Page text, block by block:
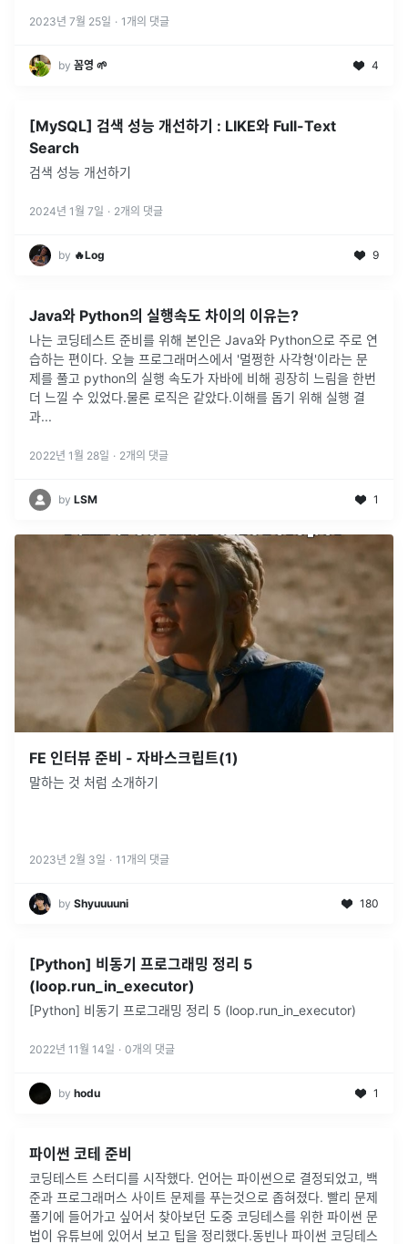
2023년 7월 25일 · 1 개의 댓글
by 꼼영 🌱 4
[MySQL] 검색 성능 개선하기 : LIKE와 Full-Text
Search
검색 성능 개선하기
2024년 1월 7일 · 2개의 댓글
by 🔥Log 9
Java와 Python의 실행속도 차이의 이유는?
나는 코딩테스트 준비를 위해 본인은 Java와 Python으로 주로 연
습하는 편이다. 오늘 프로그래머스에서 '멀쩡한 사각형'이라는 문
제를 풀고 python의 실행 속도가 자바에 비해 굉장히 느림을 한번
더 느낄 수 있었다.물론 로직은 같았다.이해를 돕기 위해 실행 결
과...
2022년 1월 28일 · 2개의 댓글
by LSM 1
FE 인터뷰 준비 - 자바스크립트(1)
말하는 것 처럼 소개하기
2023년 2월 3일 · 11 개의 댓글
by Shyuuuuni 180
[Python] 비동기 프로그래밍 정리 5
(loop.run_in_executor)
[Python] 비동기 프로그래밍 정리 5 (loop.run_in_executor)
2022년 11월 14일 · 0개의 댓글
by hodu 1
파이썬 코테 준비
코딩테스트 스터디를 시작했다. 언어는 파이썬으로 결정되었고, 백
준과 프로그래머스 사이트 문제를 푸는것으로 좁혀졌다. 빨리 문제
풀기에 들어가고 싶어서 찾아보던 도중 코딩테스를 위한 파이썬 문
법이 유튜브에 있어서 보고 팁을 정리했다.동빈나 파이썬 코딩테스